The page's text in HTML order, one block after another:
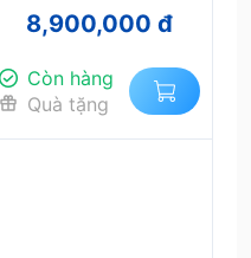
8,900,000 đ
Còn hàng
Quà tặng